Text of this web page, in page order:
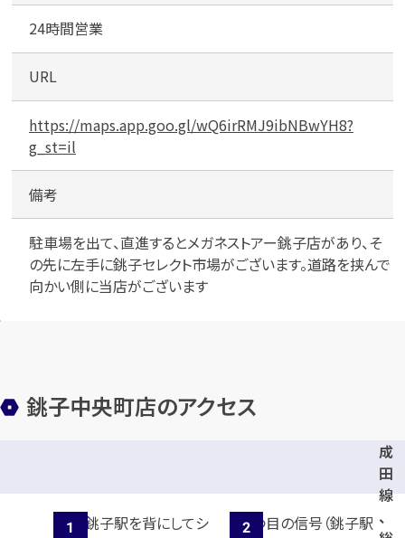
24時間営業
URL
https://maps.app.goo.gl/wQ6irRMJ9ibNBwYH8?
g_st=il
備考
駐車場を出て、直進するとメガネストアー銚子店があり、そ
の先に左手に銚子セレクト市場がございます。道路を挟んで
向かい側に当店がございます
銚子中央町店のアクセス
成
田
線
、